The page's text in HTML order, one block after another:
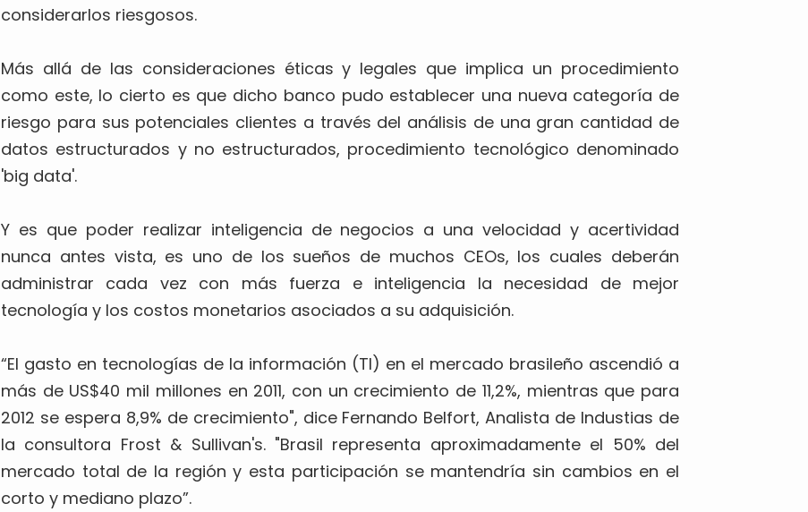
considerarlos riesgosos.
Más allá de las consideraciones éticas y legales que implica un procedimiento
como este, lo cierto es que dicho banco pudo establecer una nueva categoría de
riesgo para sus potenciales clientes a través del análisis de una gran cantidad de
datos estructurados y no estructurados, procedimiento tecnológico denominado
'big data'.
Y es que poder realizar inteligencia de negocios a una velocidad y acertividad
nunca antes vista, es uno de los sueños de muchos CEOs, los cuales deberán
administrar cada vez con más fuerza e inteligencia la necesidad de mejor
tecnología y los costos monetarios asociados a su adquisición.
“El gasto en tecnologías de la información (TI) en el mercado brasileño ascendió a
más de US$40 mil millones en 2011, con un crecimiento de 11,2%, mientras que para
2012 se espera 8,9% de crecimiento", dice Fernando Belfort, Analista de Industias de
la consultora Frost & Sullivan's. "Brasil representa aproximadamente el 50% del
mercado total de la región y esta participación se mantendría sin cambios en el
corto y mediano plazo”.